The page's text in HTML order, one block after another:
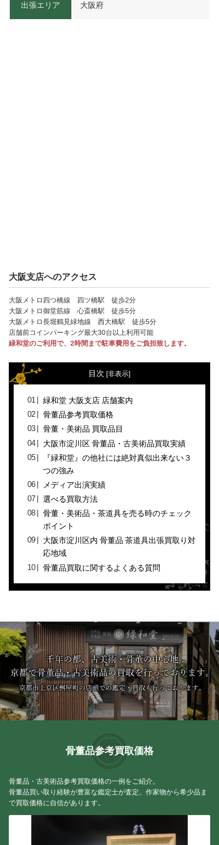
出張エリア 大阪府
大阪支店へのアクセス
大阪メトロ四つ橋線 四ツ橋駅 徒歩2分
大阪メトロ御堂筋線 心斎橋駅 徒歩5分
大阪メトロ長堀鶴見緑地線 西大橋駅 徒歩5分
店舗前コインパーキング最大30台以上利用可能
緑和堂のご利用で、2時間まで駐車費用をご負担致します。
目次 [非表示]
緑和堂 大阪支店 店舗案内
骨董品参考買取価格
骨董・美術品 買取品目
大阪市淀川区 骨董品・古美術品買取実績
『緑和堂』の他社には絶対真似出来ない３
つの強み
メディア出演実績
選べる買取方法
骨董・美術品・茶道具を売る時のチェック
ポイント
大阪市淀川区内 骨董品 茶道具出張買取り対
応地域
骨董品買取に関するよくある質問
骨董品参考買取価格
骨董品・古美術品参考買取価格の一例をご紹介。
骨董品買い取り経験が豊富な鑑定士が査定。作家物から希少品ま
で買取価格に自信があります。